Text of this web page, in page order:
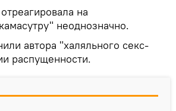
на
неоднозначно.
автора "халяльного секс-
распущенности.